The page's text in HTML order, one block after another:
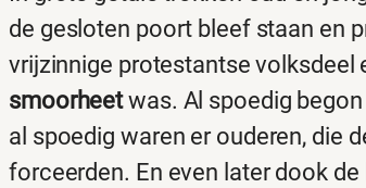
de gesloten poort bleef staan en
vrijzinnige protestantse volksdeel
smoorheetwas. Al spoedig
al spoedig waren er ouderen, die
forceerden. En even later dook